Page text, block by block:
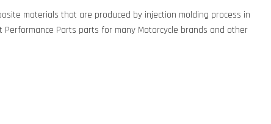
materials that are produced by injection molding process in
Parts parts for many Motorcycle brands and other